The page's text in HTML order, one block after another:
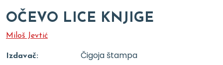
OČEVO LICE KNJIGE
Miloš Jevtić
Izdavač: Čigoja štampa